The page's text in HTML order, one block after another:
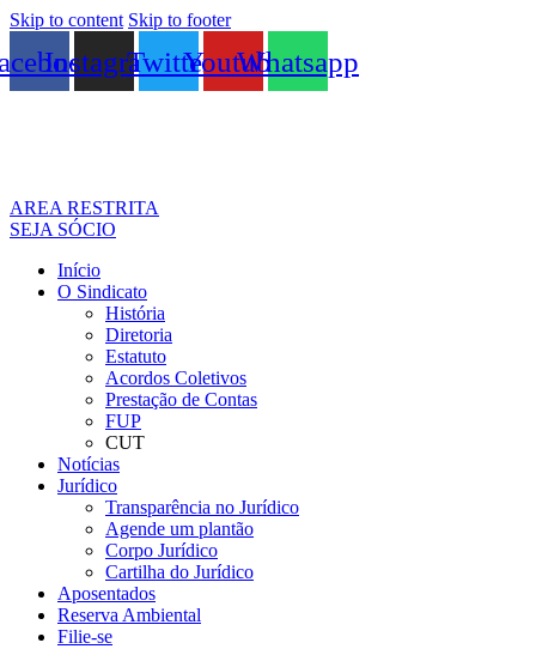
Skip to content Skip to footer
InstagramTwitterYoutubeWhatsapp
AREA RESTRITA
SEJA SÓCIO
Início
O Sindicato
História
Diretoria
Estatuto
Acordos Coletivos
Prestação de Contas
FUP
CUT
Notícias
Jurídico
Transparência no Jurídico
Agende um plantão
Corpo Jurídico
Cartilha do Jurídico
Aposentados
Reserva Ambiental
Filie-se